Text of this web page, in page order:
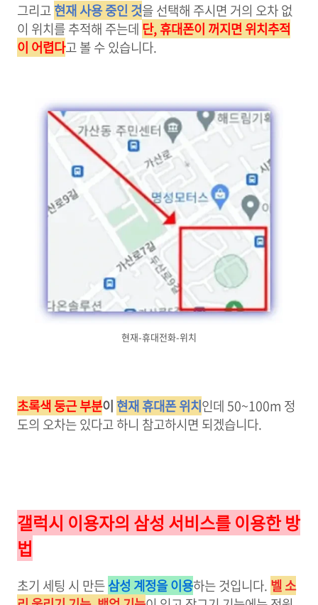
그리고현재 사용 중인 것을 선택해 주시면 거의 오차 없
이 위치를 추적해 주는데 단, 휴대폰이 꺼지면 위치추적
이 어렵다고 볼 수 있습니다.
현재-휴대전화-위치
초록색 둥근 부분이 현재 휴대폰 위치인데 50~100m 정
도의 오차는 있다고 하니 참고하시면 되겠습니다.
갤럭시 이용자의 삼성 서비스를 이용한 방
법
초기 세팅 시 만든삼성 계정을 이용하는 것입니다. 벨 소